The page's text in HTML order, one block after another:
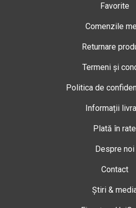
Favorite
Comenzile
Returnare
Termeni și
Politica de
Informații
Plată în rate
Despre noi
Contact
Știri &